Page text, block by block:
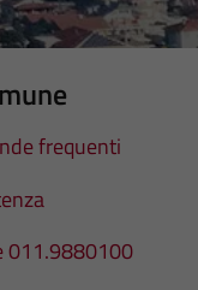
frequenti
011.9880100